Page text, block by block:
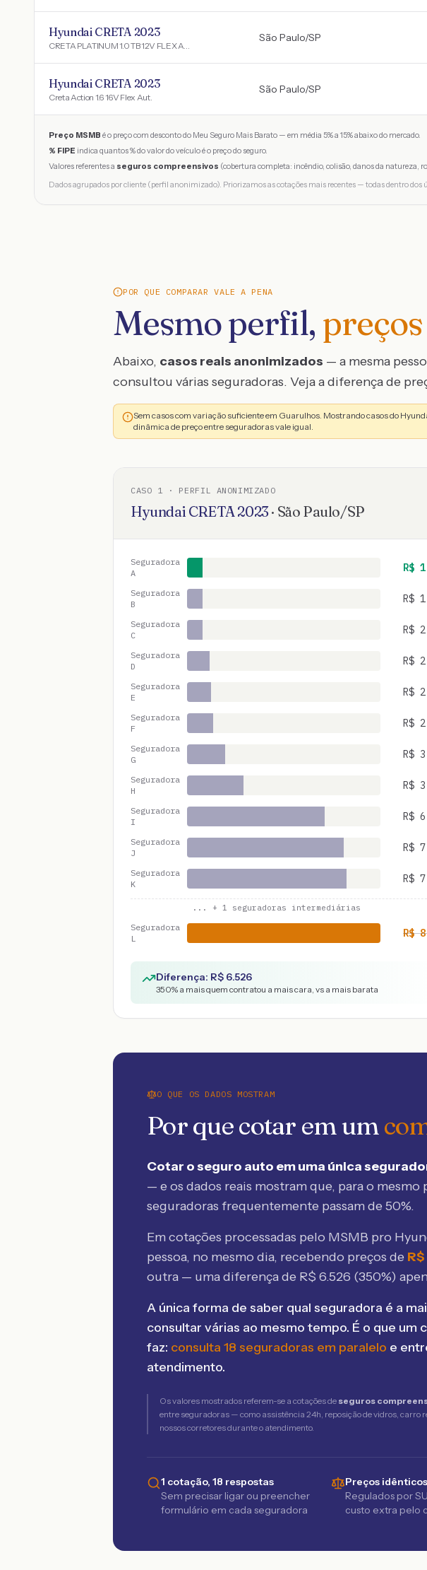
Hyundai CRETA 2023
CRETA PLATINUM 1.0 TB 12V FLEX AUT.
São Paulo/SP
Hyundai CRETA 2023
Creta Action 1.6 16V Flex Aut.
São Paulo/SP
Preço MSMB é o preço com desconto do Meu Seguro Mais Barato — em média 5% a 15% abaixo do mercado.
% FIPE indica quantos % do valor do veículo é o preço do seguro.
Valores referentes a seguros compreensivos (cobertura completa: incêndio, colisão, danos da natureza,
Dados agrupados por cliente (perfil anonimizado). Priorizamos as cotações mais recentes — todas dentro dos
POR QUE COMPARAR VALE A PENA
Mesmo perfil,
Abaixo, casos reais anonimizados — a mesma
consultou várias seguradoras. Veja a diferença de
Sem casos com variação suficiente em Guarulhos. Mostrando casos do
dinâmica de preço entre seguradoras vale igual.
CASO 1 · PERFIL ANONIMIZADO
Hyundai CRETA2023· São Paulo/SP
Seguradora
A
R$
Seguradora
B
R$
Seguradora
C
R$
Seguradora
D
R$
Seguradora
E
R$
Seguradora
F
R$
Seguradora
G
R$
Seguradora
H
R$
Seguradora
I
R$
Seguradora
J
R$
Seguradora
K
R$
... + 1 seguradoras intermediárias
Seguradora
L
R$
Diferença: R$ 6.526
350% a mais quem contratou a mais cara, vs a mais barata
O QUE OS DADOS MOSTRAM
Por que cotar em um
Cotar o seguro auto em uma única
— e os dados reais mostram que, para o
seguradoras frequentemente passam de 50%.
Em cotações processadas pelo MSMB pro
pessoa, no mesmo dia, recebendo preços de R$
outra — uma diferença de R$ 6.526 (350%)
A única forma de saber qual seguradora é a
consultar várias ao mesmo tempo. É o que
faz: consulta 18 seguradoras em paralelo e
atendimento.
Os valores mostrados referem-se a cotações de seguros
entre seguradoras — como assistência 24h, reposição de vidros,
nossos corretores durante o atendimento.
1 cotação, 18 respostas
Sem precisar ligar ou preencher
formulário em cada seguradora
Preços
Regulados por
custo extra pelo